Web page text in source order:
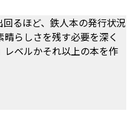
るほど、鉄人本の発行状況
らしさを残す必要を深く
レベルかそれ以上の本を作